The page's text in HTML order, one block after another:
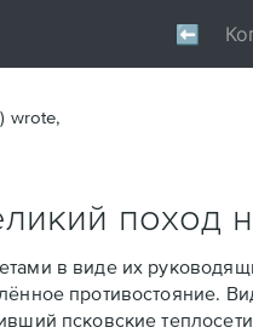
) wrote,
поход
в виде их
противостояние.
псковские